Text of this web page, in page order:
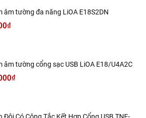
âm tường đa năng LiOA E18S2DN
âm tường cổng sạc USB LiOA E18/U4A2C